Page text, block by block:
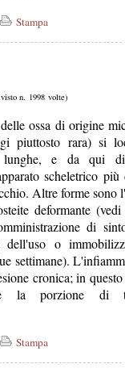
Stampa
n. 1998 volte)
ossa di origine
piuttosto rara) si
lunghe, e da qui
scheletrico più
Altre forme sono
deformante (vedi
di
o
settimane).
cronica; in questo
la porzione di
Stampa